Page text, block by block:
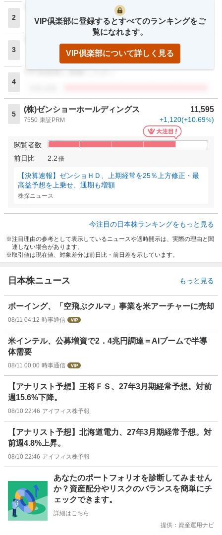
2
VIP倶楽部に登録ください
閲覧者数
3
4
VIP倶楽部に登録ください
5
(株)ゼンショーホールディングス 11,595
7550 東証PRM +1,120(+10.69%)
閲覧者数
前日比
2.2 倍
【決算速報】ゼンショＨＤ、上期経常を25％上方修正・最
高益予想を上乗せ、通期も増額
株探ニュース
VIP倶楽部に登録するとすべてのランキングをご
覧になれます。
VIP倶楽部について詳しく見る
今注目の日本株ランキングをもっと見る
注目理由の参考として表示しているニュースや適時開示は、実際の理由と関
連しない場合があります。
取引値は現在値、対象差分は前日比・前日差を示しています。
日本株ニュース もっと見る
ボーイング、「空飛ぶクルマ」事業を米アーチャーに売却
08/11 04:12 時事通信
米インテル、公募増資で2．4兆円調達＝AIブームで半導
体需要
08/11 00:00 時事通信
【アナリスト予想】王将ＦＳ、27年3月期経常予想。対前
週15.6%下降。
08/10 22:46 アイフィス株予報
【アナリスト予想】北海道電力、27年3月期経常予想。対
前週4.8%上昇。
08/10 22:46 アイフィス株予報
あなたのポートフォリオを診断してみません
か？資産配分やリスクのバランスを簡単にチ
ェックできます。
詳細はこちら
提供：資産運用ナビ